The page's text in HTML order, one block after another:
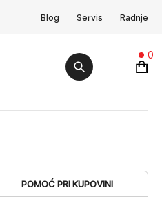
Blog Servis Radnje
0
POMOĆ PRI KUPOVINI